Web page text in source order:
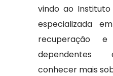
vindo ao
especializada
recuperação
dependentes
conhecer mais